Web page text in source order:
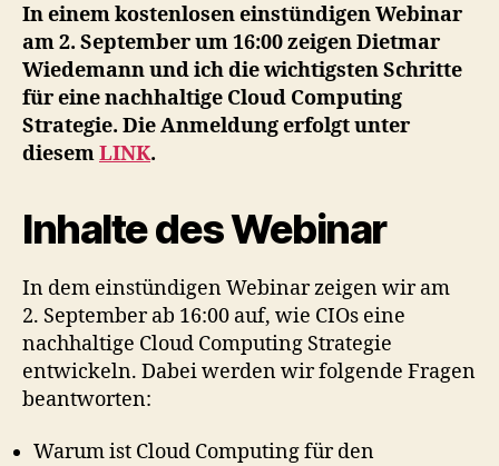
In einem kostenlosen einstündigen Webinar
am 2. September um 16:00 zeigen Dietmar
Wiedemann und ich die wichtigsten Schritte
für eine nachhaltige Cloud Computing
Strategie. Die Anmeldung erfolgt unter
diesemLINK.
Inhalte des Webinar
In dem einstündigen Webinar zeigen wir am
2. September ab 16:00 auf, wie CIOs eine
nachhaltige Cloud Computing Strategie
entwickeln. Dabei werden wir folgende Fragen
beantworten:
Warum ist Cloud Computing für den